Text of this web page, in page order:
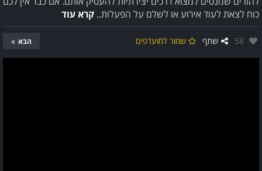
כוח לצאת לעוד אירוע או לשלם על הפעלות.. קרא עוד
אהבו:
58 שתף שמור למועדפים הבא